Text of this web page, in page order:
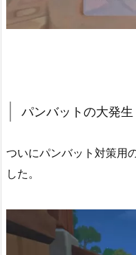
パンバットの大発生
ついにパンバット対策用
した。